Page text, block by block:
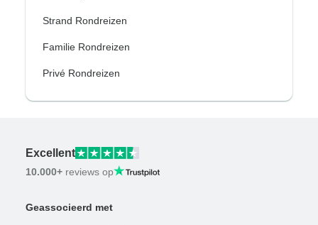
Strand Rondreizen
Familie Rondreizen
Privé Rondreizen
Excellent
10.000+ reviews op
Geassocieerd met